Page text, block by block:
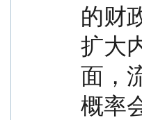
的财
扩大
面，
概率